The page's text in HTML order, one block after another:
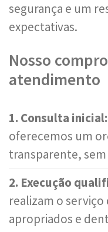
segurança e um
expectativas.
Nosso
atendimento
1. Consulta inicial:
oferecemos um
transparente,
2. Execução
realizam o
apropriados e